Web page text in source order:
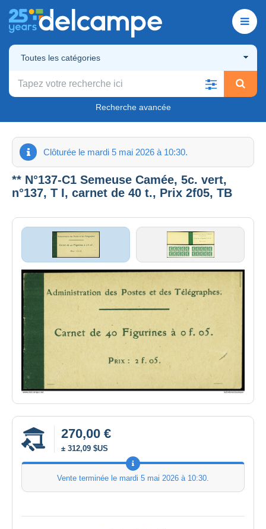
Toutes les catégories
Recherche avancée
Clôturée le mardi 5 mai 2026 à 10:30.
** N°137-C1 Semeuse Camée, 5c. vert,
n°137, T I, carnet de 40 t., Prix 2f05, TB
270,00 €
± 312,09 $US
Vente terminée le mardi 5 mai 2026 à 10:30.